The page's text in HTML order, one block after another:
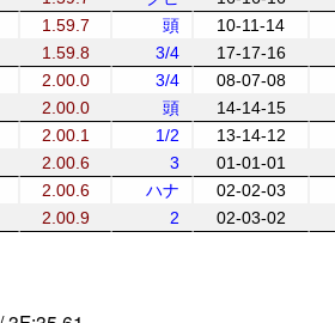
1.59.7 頭 10-11-14
1.59.8 3/4 17-17-16
2.00.0 3/4 08-07-08
2.00.0 頭 14-14-15
2.00.1 1/2 13-14-12
2.00.6 3 01-01-01
2.00.6 ハナ 02-02-03
2.00.9 2 02-03-02